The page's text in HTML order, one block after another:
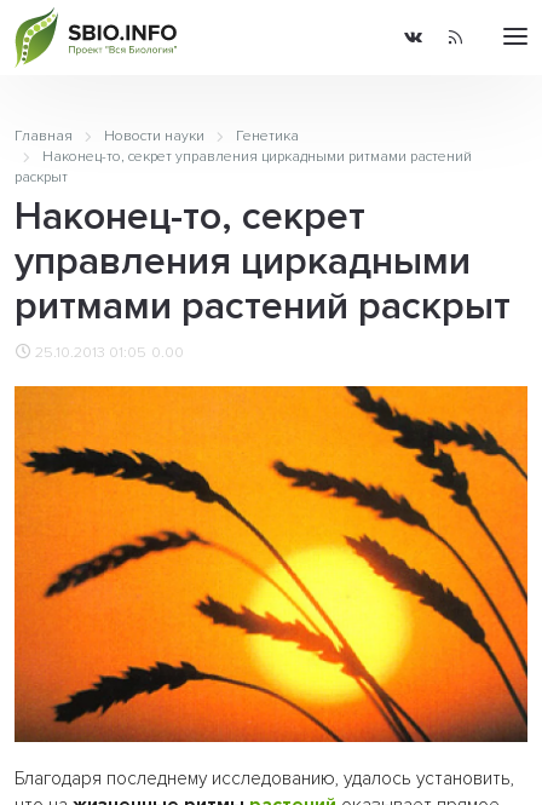
Главная Новости науки
Генетика
Наконец-то, секрет управления циркадными ритмами растений
раскрыт
Наконец-то, секрет
управления циркадными
ритмами растений раскрыт
25.10.2013 01:05 0.00
Благодаря последнему исследованию, удалось установить,